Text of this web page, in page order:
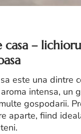
casa –
este una dintre
intensa, un
gospodarii.
aparte, fiind